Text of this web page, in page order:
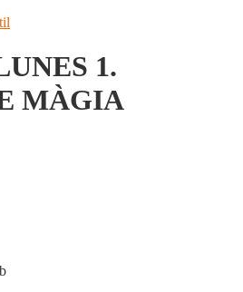
1.
MÀGIA